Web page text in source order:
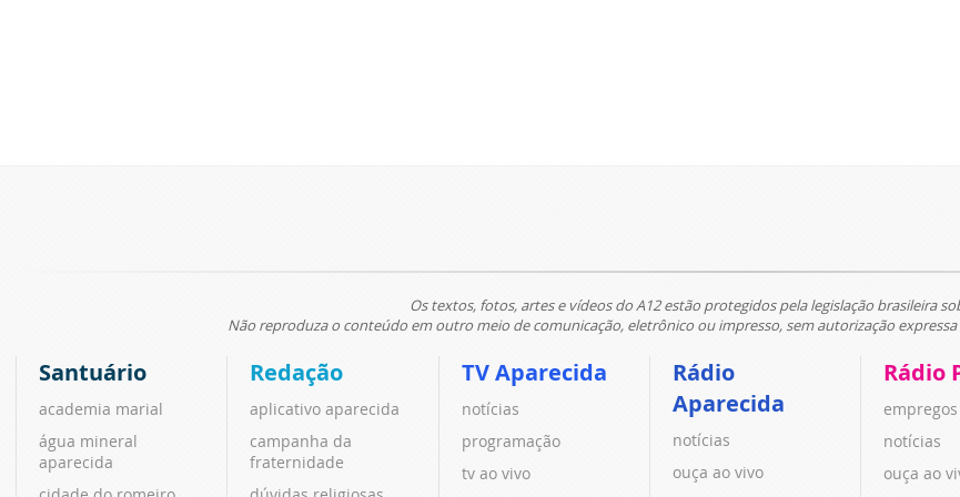
Os textos, fotos, artes e vídeos do A12 estão protegidos pela legislação brasileira
Não reproduza o conteúdo em outro meio de comunicação, eletrônico ou impresso, sem autorização
Santuário
academia marial
água mineral
aparecida
Redação
aplicativo aparecida
campanha da
fraternidade
TV Aparecida
notícias
programação
tv ao vivo
Rádio
Aparecida
notícias
ouça ao vivo
Rádio
empregos
notícias
ouça ao